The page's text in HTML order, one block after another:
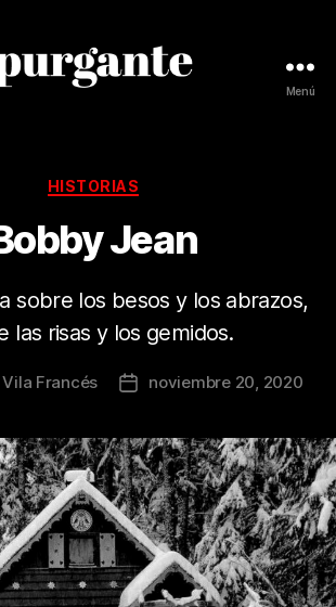
Menú
Categorías
HISTORIAS
Jean
sobre los besos y los abrazos,
las risas y los gemidos.
Francés
Fecha
publicación
noviembre 20, 2020